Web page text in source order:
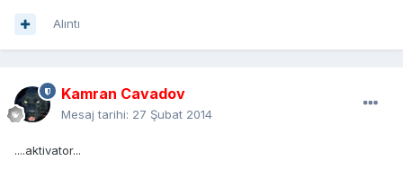
Alıntı
Kamran Cavadov
Mesaj tarihi: 27 Şubat 2014
....aktivator...